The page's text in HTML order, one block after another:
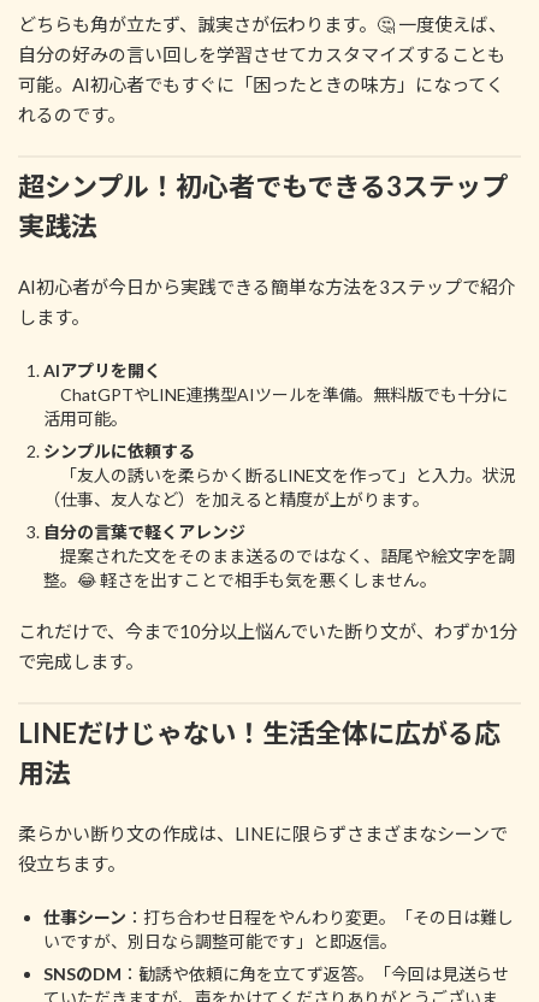
どちらも角が立たず、誠実さが伝わります。🤔 一度使えば、
自分の好みの言い回しを学習させてカスタマイズすることも
可能。AI初心者でもすぐに「困ったときの味方」になってく
れるのです。
超シンプル！初心者でもできる3ステップ
実践法
AI初心者が今日から実践できる簡単な方法を3ステップで紹介
します。
AIアプリを開く
ChatGPTやLINE連携型AIツールを準備。無料版でも十分に
活用可能。
シンプルに依頼する
「友人の誘いを柔らかく断るLINE文を作って」と入力。状況
（仕事、友人など）を加えると精度が上がります。
自分の言葉で軽くアレンジ
提案された文をそのまま送るのではなく、語尾や絵文字を調
整。😂 軽さを出すことで相手も気を悪くしません。
これだけで、今まで10分以上悩んでいた断り文が、わずか1分
で完成します。
LINEだけじゃない！生活全体に広がる応
用法
柔らかい断り文の作成は、LINEに限らずさまざまなシーンで
役立ちます。
仕事シーン ：打ち合わせ日程をやんわり変更。「その日は難し
いですが、別日なら調整可能です」と即返信。
SNSのDM ：勧誘や依頼に角を立てず返答。「今回は見送らせ